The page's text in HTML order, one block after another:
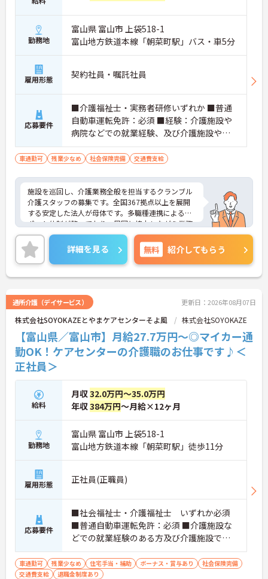
・毎朝スタッフ全員で情報共有のミーティングを実
施しているため、お客様の変化や業務連絡を細やか
に把握できます。
・困った時もすぐに相談してフォローし合える体制
が整っているので、安心して業務に取り組むことが
期待できます。
【独自の特別報酬制度により、確かな収入アップが
ークを評価する特別報酬が支給される仕組みがあり
ます。
・目に見える形で日々の努力がしっかりと還元され
な昇給を目指せます。
【自分らしいスタイルを大切にしながら、無理のな
いペースで働けます】
・清潔感と節度があれば髪色やネイルなどの制限が
ないため、ご自身の個性を尊重した働き方を叶えら
れます。
・月平均残業時間が少なく、年間17日のリフレッシ
ュ休暇も取得できる環境で、心身のゆとりを維持で
きます。
・勤務時間内で受講可能な資格取得サポートが整備
されているため、働きながら着実に認知症ケアの専
門性を磨けます。
・65歳の定年後も70歳まで勤務可能な再雇用制度が
設けられており、一つの職場で安定して長く活躍し
続けることが可能です。
勤務地
富山県 富山市 上袋518-1
富山地方鉄道本線「朝菜町駅」バス・車5分
雇用形態 契約社員・嘱託社員
応募要件
■介護福祉士・実務者研修いずれか ■普通
自動車運転免許：必須 ■経験：介護施設や
病院などでの就業経験、及び介護施設や病
院などでの夜勤経験必須
車通勤可 残業少なめ 社会保険完備 交通費支給
施設を巡回し、介護業務全般を担当するクランブル
介護スタッフの募集です。全国367拠点以上を展開
する安定した法人が母体です。多職種連携によるサ
ポート体制が整っており、周囲と協力しながら業務
に取り組める環境です。在宅系から入居系まで幅広
いサービスを提供しているため、様々な経験を通じ
て介護のプロフェッショナルとしてスキルアップが
期待できます。また、日々の頑張りやチームへの貢
献を評価する特別報酬制度により、やりがいを持っ
フレッシュ休暇など、ライフステージの変化に合わ
せた柔軟な働き方が可能なため、無理なく長期的な
キャリアを築ける環境が整っています。
★おすすめPOINT★
【多職種連携で相談しやすく、協力して働ける環境
です】
・職種を超えて連携し合う体制が整っているため、
・周囲とサポートし合いながらお客様の生活を支え
る仕組みで、負担を軽減しながらケアに集中できま
【多彩な経験を積み、専門性やキャリアを高められ
ます】
・在宅系から入居系まで幅広いサービスを展開して
おり、様々な現場での経験を通じてスキルアップが
期待できます。
していける環境です。
【頑張りが収入に直結し、モチベーションを高めら
・施設運営への貢献やチームワークを評価する独自
の特別報酬制度により、賞与とは別に収入アップが
詳細を見る 無料 紹介してもらう
通所介護（デイサービス） 更新日：2026年08月07日
株式会社SOYOKAZEとやまケアセンターそよ風 株式会社SOYOKAZE
【富山県／富山市】月給27.7万円～◎マイカー通
勤OK！ケアセンターの介護職のお仕事です♪＜
正社員＞
給料
月収32.0万円～35.0万円
年収384万円～月給×12ヶ月
勤務地
富山県 富山市 上袋518-1
富山地方鉄道本線「朝菜町駅」徒歩11分
雇用形態 正社員(正職員)
応募要件
■社会福祉士・介護福祉士 いずれか必須
■普通自動車運転免許：必須 ■介護施設な
どでの就業経験のある方及び介護施設での
夜勤経験が有る方
車通勤可 残業少なめ 住宅手当・補助 ボーナス・賞与あり
社会保険完備
交通費支給
退職金制度あり